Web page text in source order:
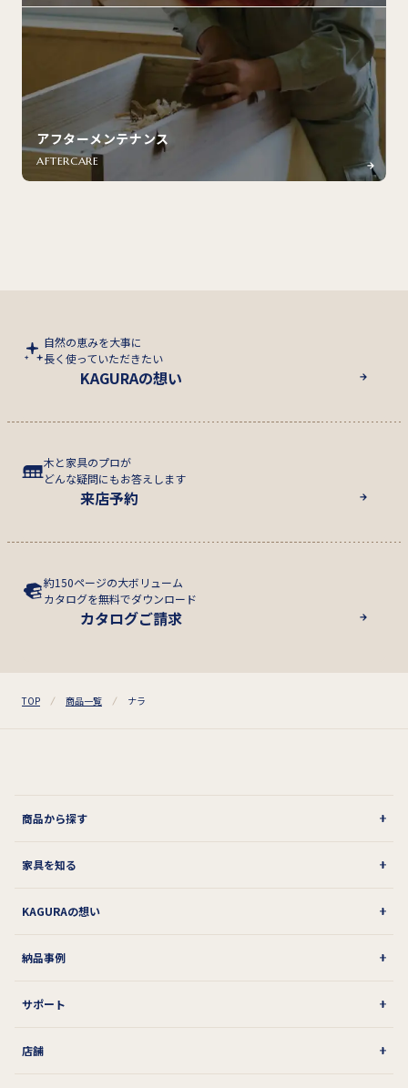
アフターメンテナンス
AFTERCARE
自然の恵みを大事に
長く使っていただきたい
KAGURAの想い
木と家具のプロが
どんな疑問にもお答えします
来店予約
約150ページの大ボリューム
カタログを無料でダウンロード
カタログご請求
TOP 商品一覧 ナラ
商品から探す
家具を知る
KAGURAの想い
納品事例
サポート
店舗